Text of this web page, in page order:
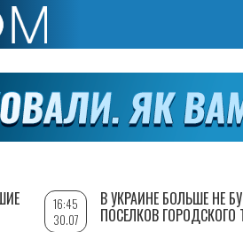
16:45
30.07
В УКРАИНЕ БОЛЬШЕ НЕ
ПОСЕЛКОВ ГОРОДСКОГО